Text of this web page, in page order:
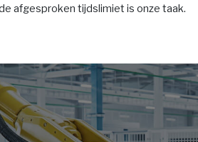
afgesproken tijdslimiet is onze taak.